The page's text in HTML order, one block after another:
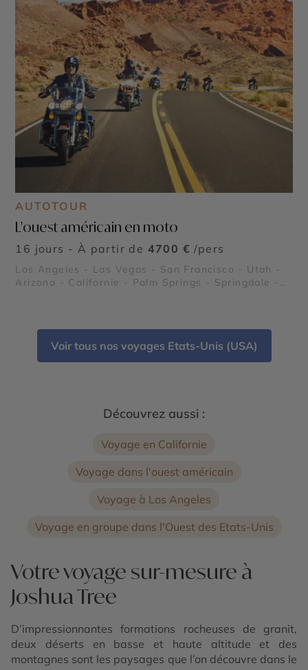
AUTOTOUR
L'ouest américain en moto
16 jours - À partir de 4700 € /pers
Los Angeles - Las Vegas - San Francisco - Utah -
Arizona - Californie - Palm Springs - Springdale -
Highway 1 - Parc National de Zion
Voir tous nos voyages Etats-Unis (USA)
Découvrez aussi :
Voyage en Californie
Voyage dans l'ouest américain
Voyage à Los Angeles
Voyage en groupe dans l'Ouest des Etats-Unis
Votre voyage sur-mesure à
Joshua Tree
D’impressionnantes formations rocheuses de granit,
deux déserts en basse et haute altitude et des
montagnes sont les paysages que l’on découvre dans le